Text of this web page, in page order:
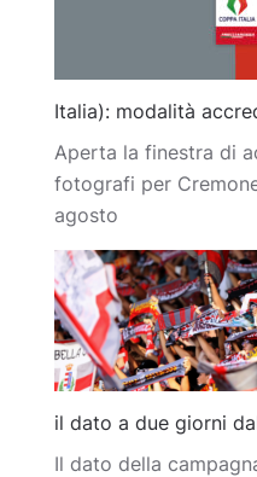
Italia): modalità
Aperta la finestra di
fotografi per
agosto
il dato a due giorni
Il dato della